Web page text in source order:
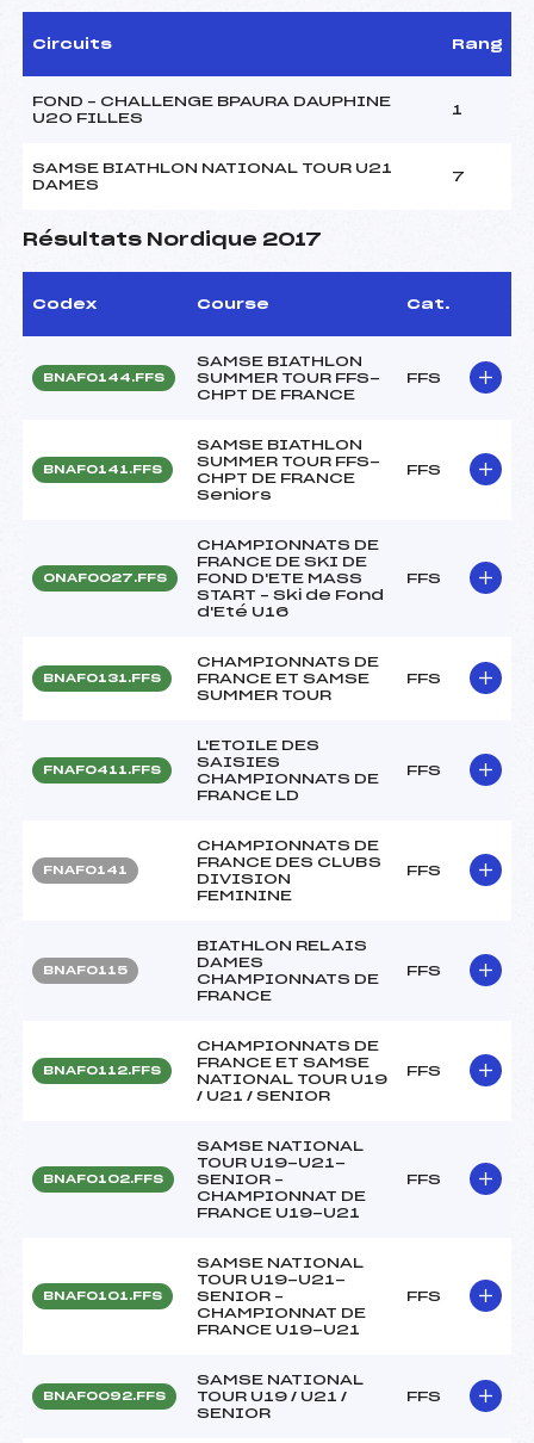
Circuits Rang
FOND – CHALLENGE BPAURA DAUPHINE
U20 FILLES
1
SAMSE BIATHLON NATIONAL TOUR U21
DAMES
7
Résultats Nordique 2017
Codex Course Cat.
BNAF0144.FFS
SAMSE BIATHLON
SUMMER TOUR FFS-
CHPT DE FRANCE
FFS
BNAF0141.FFS
SAMSE BIATHLON
SUMMER TOUR FFS-
CHPT DE FRANCE
Seniors
FFS
ONAF0027.FFS
CHAMPIONNATS DE
FRANCE DE SKI DE
FOND D'ETE MASS
START – Ski de Fond
d'Eté U16
FFS
BNAF0131.FFS
CHAMPIONNATS DE
FRANCE ET SAMSE
SUMMER TOUR
FFS
FNAF0411.FFS
L'ETOILE DES
SAISIES
CHAMPIONNATS DE
FRANCE LD
FFS
FNAF0141
CHAMPIONNATS DE
FRANCE DES CLUBS
DIVISION
FEMININE
FFS
BNAF0115
BIATHLON RELAIS
DAMES
CHAMPIONNATS DE
FRANCE
FFS
BNAF0112.FFS
CHAMPIONNATS DE
FRANCE ET SAMSE
NATIONAL TOUR U19
/ U21 / SENIOR
FFS
BNAF0102.FFS
SAMSE NATIONAL
TOUR U19-U21-
SENIOR –
CHAMPIONNAT DE
FRANCE U19-U21
FFS
BNAF0101.FFS
SAMSE NATIONAL
TOUR U19-U21-
SENIOR –
CHAMPIONNAT DE
FRANCE U19-U21
FFS
BNAF0092.FFS
SAMSE NATIONAL
TOUR U19 / U21 /
SENIOR
FFS